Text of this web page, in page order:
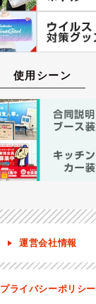
使用シーン
運営会社情報
プライバシーポリシー